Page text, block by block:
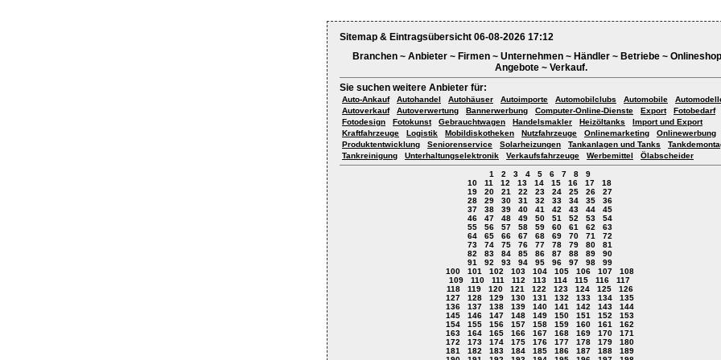
Sitemap & Eintragsübersicht 06-08-2026 17:12
Branchen ~ Anbieter ~ Firmen ~ Unternehmen ~ Händler ~ Betriebe ~
Angebote ~ Verkauf.
Sie suchen weitere Anbieter für:
Auto-Ankauf Autohandel Autohäuser Autoimporte Automobilclubs Automobile
Autoverkauf
Autoverwertung Bannerwerbung Computer-Online-Dienste Export
Fotobedarf
Fotodesign
Fotokunst Gebrauchtwagen Handelsmakler Heizöltanks
Import und Export
Kraftfahrzeuge
Logistik Mobildiskotheken Nutzfahrzeuge Onlinemarketing
Onlinewerbung
Produktentwicklung
Seniorenservice Solarheizungen Tankanlagen und Tanks
Tankreinigung
Unterhaltungselektronik Verkaufsfahrzeuge Werbemittel Ölabscheider
1 2 3 4 5 6 7 8
9
10
11 12 13 14 15 16 17
18
19
20 21 22 23 24 25 26
27
28
29 30 31 32 33 34 35
36
37
38 39 40 41 42 43 44
45
46
47 48 49 50 51 52 53
54
55
56 57 58 59 60 61 62
63
64
65 66 67 68 69 70 71
72
73
74 75 76 77 78 79 80
81
82
83 84 85 86 87 88 89
90
91
92 93 94 95 96 97 98
99
100
101 102 103 104 105 106 107
108
109
110 111 112 113 114 115 116
117
118
119 120 121 122 123 124 125
126
127
128 129 130 131 132 133 134
135
136
137 138 139 140 141 142 143
144
145
146 147 148 149 150 151 152
153
154
155 156 157 158 159 160 161
162
163
164 165 166 167 168 169 170
171
172
173 174 175 176 177 178 179
180
181
182 183 184 185 186 187 188
189